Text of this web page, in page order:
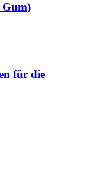
Gum)
für die